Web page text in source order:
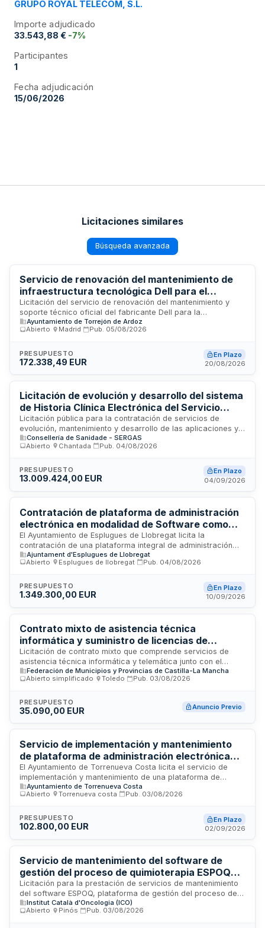
GRUPO ROYAL TELECOM, S.L.
Importe adjudicado
33.543,88 € -7%
Participantes
1
Fecha adjudicación
15/06/2026
Licitaciones similares
Búsqueda avanzada
Servicio de renovación del mantenimiento de
infraestructura tecnológica Dell para el
Ayuntamiento de Torrejón de Ardoz
Licitación del servicio de renovación del mantenimiento y
soporte técnico oficial del fabricante Dell para la
infraestructura tecnológica municipal. El contrato cubre ocho
servidores Dell, dos cabinas de almacenamiento Dell EMC y
de virtualización, almacenamiento de datos, aplicaciones
corporativas y comunicaciones internas del Ayuntamiento de
técnica especializada, acceso a repuestos originales,
actualización de firmware y sustitución de componentes
averiados conforme a los niveles de servicio establecidos,
garantizando la continuidad de los servicios municipales
críticos.
Ayuntamiento de Torrejón de Ardoz
Abierto
Madrid Pub. 05/08/2026
PRESUPUESTO
172.338,49 EUR
En Plazo
20/08/2026
Licitación de evolución y desarrollo del sistema
de Historia Clínica Electrónica del Servicio
Gallego de Salud
Licitación pública para la contratación de servicios de
evolución, mantenimiento y desarrollo de las aplicaciones y
módulos informáticos que componen el sistema de Historia
Clínica Electrónica del Servicio Gallego de Salud. El contrato
tecnológica base que soporta la gestión integral de
historiales clínicos electrónicos. La iniciativa está
procedentes del programa Galicia 2021-2027, alineándose
con los objetivos de transformación digital sanitaria y
modernización de infraestructuras de salud.
Consellería de Sanidade - SERGAS
Abierto
Chantada Pub. 04/08/2026
PRESUPUESTO
13.009.424,00 EUR
En Plazo
04/09/2026
Contratación de plataforma de administración
electrónica en modalidad de Software como
Servicio para el Ayuntamiento de Esplugues de
Llobregat
El Ayuntamiento de Esplugues de Llobregat licita la
contratación de una plataforma integral de administración
electrónica en modalidad SaaS que incluye sede electrónica,
gestión de expedientes y digitalización administrativa. La
datos, consultoría, formación del personal municipal, y
prestaciones asociadas como alojamiento en la nube,
durante la vigencia del contrato. La plataforma debe
funcionar como aplicación web nativa accesible mediante
navegador estándar sin software adicional.
Ajuntament d'Esplugues de Llobregat
Abierto
Esplugues de llobregat Pub. 04/08/2026
PRESUPUESTO
1.349.300,00 EUR
En Plazo
10/09/2026
Contrato mixto de asistencia técnica
informática y suministro de licencias de
software para la Federación de Municipios y
Provincias de Castilla-La Mancha
Licitación de contrato mixto que comprende servicios de
asistencia técnica informática y telemática junto con el
suministro de licencias de software. La Secretaría General
de la Federación de Municipios y Provincias de Castilla-La
técnico de software para optimizar sus sistemas de
información. El contrato incluye tanto la provisión de nuevas
el mantenimiento técnico continuo de las soluciones
implementadas. La prestación se dirigirá a mejorar la
infraestructura tecnológica de la federación ubicada en
Toledo.
Federación de Municipios y Provincias de Castilla-La Mancha
Abierto simplificado
Toledo Pub. 03/08/2026
PRESUPUESTO
35.090,00 EUR Anuncio Previo
Servicio de implementación y mantenimiento
de plataforma de administración electrónica
para el Ayuntamiento de Torrenueva Costa
El Ayuntamiento de Torrenueva Costa licita el servicio de
implementación y mantenimiento de una plataforma de
administración electrónica destinada a la tramitación de
expedientes administrativos. El sistema permitirá la gestión
los procedimientos. La duración del contrato es de cuatro
años, con un presupuesto base de licitación de ciento dos
contrato de servicios sometido a la Ley de Contratos del
Sector Público.
Ayuntamiento de Torrenueva Costa
Abierto
Torrenueva costa Pub. 03/08/2026
PRESUPUESTO
102.800,00 EUR
En Plazo
02/09/2026
Servicio de mantenimiento del software de
gestión del proceso de quimioterapia ESPOQ
del Institut Català d'Oncologia
Licitación para la prestación de servicios de mantenimiento
del software ESPOQ, plataforma de gestión del proceso de
quimioterapia utilizada por el Institut Català d'Oncologia. El
contrato incluye el soporte técnico, actualizaciones y
Institut Català d'Oncologia (ICO)
Abierto
Pinós Pub. 03/08/2026